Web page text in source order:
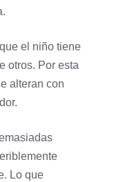
el niño tiene
otros. Por esta
alteran con
Lo que